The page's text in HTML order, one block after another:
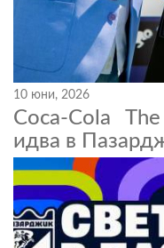
10 юни, 2026
Coca-Cola
идва в